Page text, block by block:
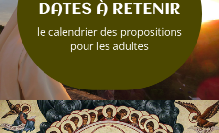
DATES À RETENIR
le calendrier des propositions
pour les adultes